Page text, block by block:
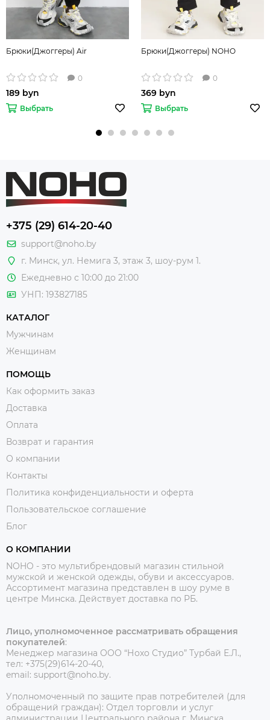
Брюки(Джоггеры) Air
0
189 byn
Выбрать
Брюки(Джоггеры) NOHO
0
369 byn
Выбрать
+375 (29) 614-20-40
support@noho.by
г. Минск, ул. Немига 3, этаж 3, шоу-рум 1.
Ежедневно с 10:00 до 21:00
УНП: 193827185
КАТАЛОГ
Мужчинам
Женщинам
ПОМОЩЬ
Как оформить заказ
Доставка
Оплата
Возврат и гарантия
О компании
Контакты
Политика конфиденциальности и оферта
Пользовательское соглашение
Блог
О КОМПАНИИ
NOHO - это мультибрендовый магазин стильной
мужской и женской одежды, обуви и аксессуаров.
Ассортимент магазина представлен в шоу руме в
центре Минска. Действует доставка по РБ.
Лицо, уполномоченное рассматривать обращения
покупателей:
Менеджер магазина ООО “Нохо Студио” Турбай Е.Л.,
тел: +375(29)614-20-40,
email: support@noho.by.
Уполномоченный по защите прав потребителей (для
обращений граждан): Отдел торговли и услуг